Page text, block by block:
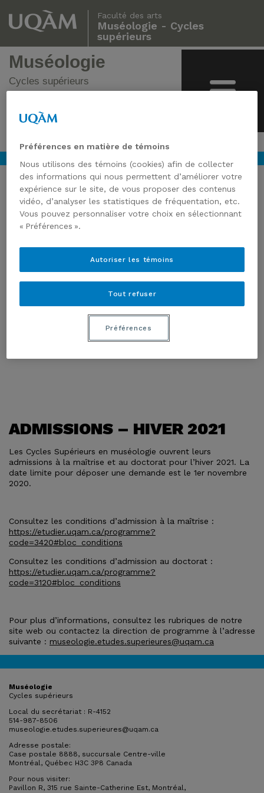
Faculté des arts
Muséologie - Cycles
supérieurs
Muséologie
Cycles supérieurs
ADMISSIONS – HIVER 2021
Les Cycles Supérieurs en muséologie ouvrent leurs
admissions à la maîtrise et au doctorat pour l’hiver 2021. La
date limite pour déposer une demande est le 1er novembre
2020.
Consultez les conditions d’admission à la maîtrise :
https://etudier.uqam.ca/programme?
code=3420#bloc_conditions
Consultez les conditions d’admission au doctorat :
https://etudier.uqam.ca/programme?
code=3120#bloc_conditions
Pour plus d’informations, consultez les rubriques de notre
site web ou contactez la direction de programme à l’adresse
suivante : museologie.etudes.superieures@uqam.ca
Muséologie
Cycles supérieurs
Local du secrétariat : R-4152
514-987-8506
museologie.etudes.superieures@uqam.ca
Adresse postale:
Case postale 8888, succursale Centre-ville
Montréal, Québec H3C 3P8 Canada
Pour nous visiter:
Pavillon R, 315 rue Sainte-Catherine Est, Montréal,
Préférences en matière de témoins
Nous utilisons des témoins (cookies) afin de collecter
des informations qui nous permettent d’améliorer votre
expérience sur le site, de vous proposer des contenus
vidéo, d’analyser les statistiques de fréquentation, etc.
Vous pouvez personnaliser votre choix en sélectionnant
« Préférences ».
Tout refuser
Autoriser les témoins
Préférences